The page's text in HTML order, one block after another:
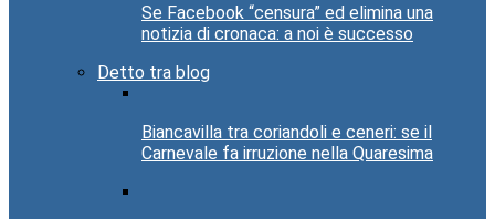
Se Facebook “censura” ed elimina una
notizia di cronaca: a noi è successo
Detto tra blog
Biancavilla tra coriandoli e ceneri: se il
Carnevale fa irruzione nella Quaresima